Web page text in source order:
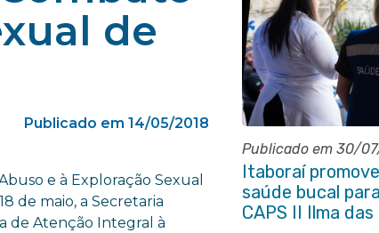
de
Publicado em 14/05/2018
e à Exploração Sexual
de maio, a Secretaria
de Atenção Integral à
Publicado em 30/
Itaboraí
saúde bucal
CAPS II Ilma das